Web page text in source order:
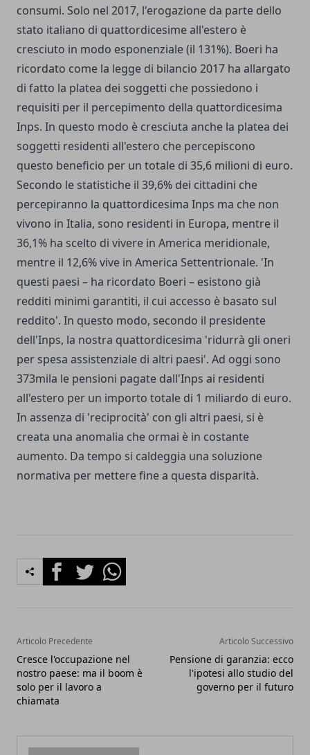
consumi. Solo nel 2017, l'erogazione da parte dello
stato italiano di quattordicesime all'estero è
cresciuto in modo esponenziale (il 131%). Boeri ha
ricordato come la legge di bilancio 2017 ha allargato
di fatto la platea dei soggetti che possiedono i
requisiti per il percepimento della quattordicesima
Inps. In questo modo è cresciuta anche la platea dei
soggetti residenti all'estero che percepiscono
questo beneficio per un totale di 35,6 milioni di euro.
Secondo le statistiche il 39,6% dei cittadini che
percepiranno la quattordicesima Inps ma che non
vivono in Italia, sono residenti in Europa, mentre il
36,1% ha scelto di vivere in America meridionale,
mentre il 12,6% vive in America Settentrionale. 'In
questi paesi – ha ricordato Boeri – esistono già
redditi minimi garantiti, il cui accesso è basato sul
reddito'. In questo modo, secondo il presidente
dell'Inps, la nostra quattordicesima 'ridurrà gli oneri
per spesa assistenziale di altri paesi'. Ad oggi sono
373mila le pensioni pagate dall'Inps ai residenti
all'estero per un importo totale di 1 miliardo di euro.
In assenza di 'reciprocità' con gli altri paesi, si è
creata una anomalia che ormai è in costante
aumento. Da tempo si caldeggia una soluzione
normativa per mettere fine a questa disparità.
FacebookTwitterWhatsapp
Articolo Precedente
Cresce l'occupazione nel
nostro paese: ma il boom è
solo per il lavoro a
chiamata
Articolo Successivo
Pensione di garanzia: ecco
l'ipotesi allo studio del
governo per il futuro